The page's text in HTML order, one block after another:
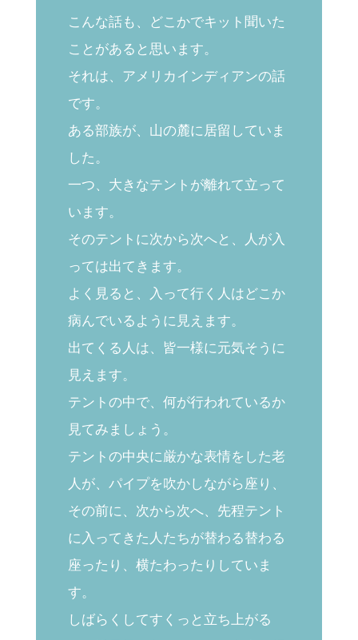
こんな話も、どこかでキット聞いた
ことがあると思います。
それは、アメリカインディアンの話
です。
ある部族が、山の麓に居留していま
した。
一つ、大きなテントが離れて立って
います。
そのテントに次から次へと、人が入
っては出てきます。
よく見ると、入って行く人はどこか
病んでいるように見えます。
出てくる人は、皆一様に元気そうに
見えます。
テントの中で、何が行われているか
見てみましょう。
テントの中央に厳かな表情をした老
人が、パイプを吹かしながら座り、
その前に、次から次へ、先程テント
に入ってきた人たちが替わる替わる
座ったり、横たわったりしていま
す。
しばらくしてすくっと立ち上がる